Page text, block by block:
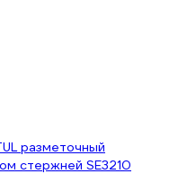
разметочный
стержней SE3210